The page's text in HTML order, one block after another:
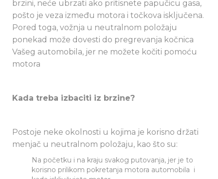
brzini, neće ubrzati ako pritisnete papučicu gasa,
pošto je veza između motora i točkova isključena.
Pored toga, vožnja u neutralnom položaju
ponekad može dovesti do pregrevanja kočnica
Vašeg automobila, jer ne možete kočiti pomoću
motora
Kada treba izbaciti iz brzine?
Postoje neke okolnosti u kojima je korisno držati
menjač u neutralnom položaju, kao što su:
Na početku i na kraju svakog putovanja, jer je to
korisno prilikom pokretanja motora automobila i